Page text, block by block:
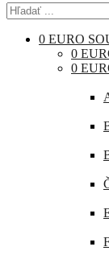
0 EURO
0
0